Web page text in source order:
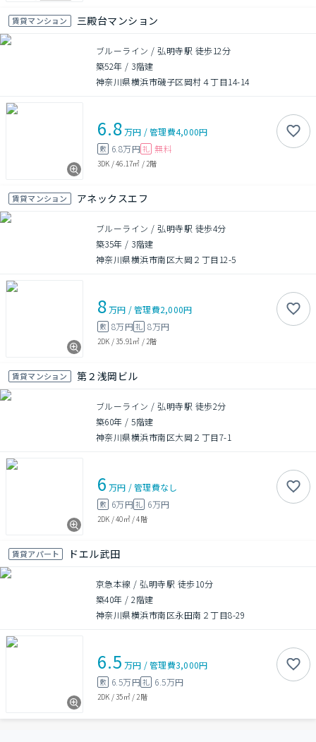
賃貸マンション 三殿台マンション
ブルーライン / 弘明寺駅 徒歩12分
築52年 / 3階建
神奈川県横浜市磯子区岡村４丁目14-14
6.8万円 /管理費4,000円
敷 6.8万円 礼 無料
3DK /46.17㎡ / 2階
賃貸マンション アネックスエフ
ブルーライン / 弘明寺駅 徒歩4分
築35年 / 3階建
神奈川県横浜市南区大岡２丁目12-5
8万円 /管理費2,000円
敷 8万円礼 8万円
2DK /35.91㎡ / 2階
賃貸マンション 第２浅岡ビル
ブルーライン / 弘明寺駅 徒歩2分
築60年 /5階建
神奈川県横浜市南区大岡２丁目7-1
6 万円 /管理費なし
敷 6万円礼 6万円
2DK /40㎡/4階
賃貸アパート ドエル武田
京急本線 / 弘明寺駅 徒歩10分
築40年 /2階建
神奈川県横浜市南区永田南２丁目8-29
6.5 万円 /管理費3,000円
敷 6.5万円礼 6.5万円
2DK /35㎡/ 2階